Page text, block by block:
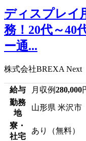
ディスプレイ
務！20代～40
ー通...
株式会社BREXA Next
給与 月収例280,000
勤務
地
山形県 米沢市
寮・
社宅
あり（無料）